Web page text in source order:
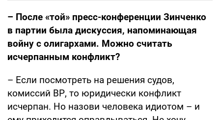
– После «той» пресс-конференции Зинченко
в партии была дискуссия, напоминающая
войну с олигархами. Можно считать
исчерпанным конфликт?
– Если посмотреть на решения судов,
комиссий ВР, то юридически конфликт
исчерпан. Но назови человека идиотом – и